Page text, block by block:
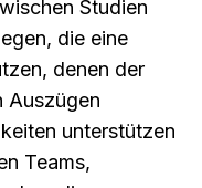
Studien
die eine
denen der
Auszügen
unterstützen
Teams,